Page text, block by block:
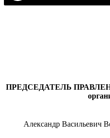
ПРЕДСЕДАТЕЛЬ
Александр Васильевич